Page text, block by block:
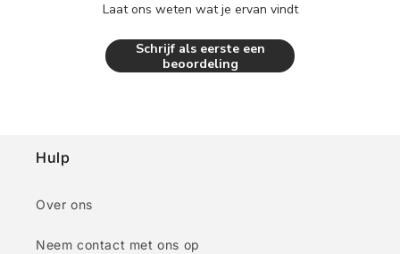
Laat ons weten wat je ervan vindt
Schrijf als eerste een
beoordeling
Hulp
Over ons
Neem contact met ons op